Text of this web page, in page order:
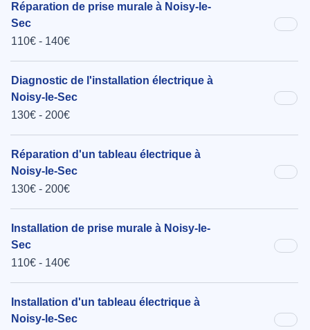
Réparation de prise murale à Noisy-le-
Sec
110€ - 140€
Diagnostic de l'installation électrique à
Noisy-le-Sec
130€ - 200€
Réparation d'un tableau électrique à
Noisy-le-Sec
130€ - 200€
Installation de prise murale à Noisy-le-
Sec
110€ - 140€
Installation d'un tableau électrique à
Noisy-le-Sec